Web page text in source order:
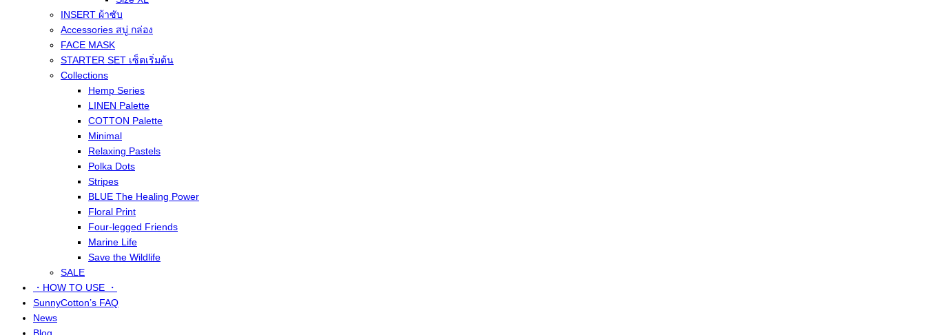
INSERT ผ้าซับ
Accessories สบู่ กล่อง
FACE MASK
STARTER SET เซ็ตเริ่มต้น
Collections
Hemp Series
LINEN Palette
COTTON Palette
Minimal
Relaxing Pastels
Polka Dots
Stripes
BLUE The Healing Power
Floral Print
Four-legged Friends
Marine Life
Save the Wildlife
SALE
・HOW TO USE ・
SunnyCotton’s FAQ
News